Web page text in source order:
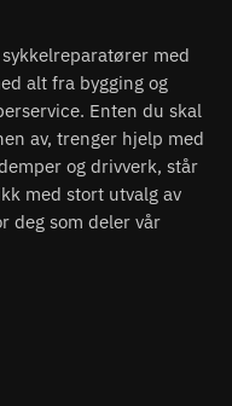
med
alt fra bygging og
Enten du skal
av, trenger hjelp med
og drivverk, står
med stort utvalg av
deg som deler vår